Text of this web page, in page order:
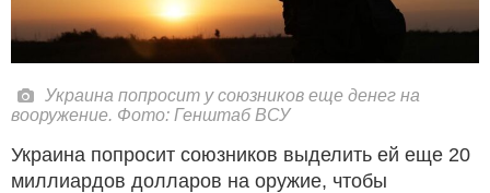
Украина попросит у союзников еще денег на
вооружение. Фото: Генштаб ВСУ
Украина попросит союзников выделить ей еще 20
миллиардов долларов на оружие, чтобы